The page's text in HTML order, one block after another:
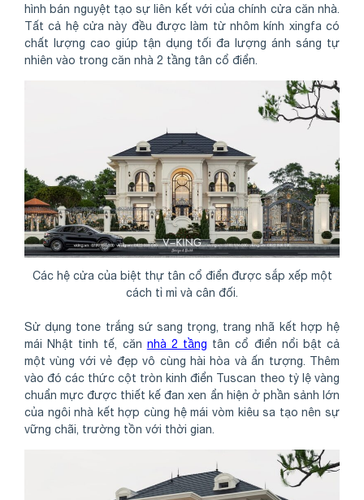
hình bán nguyệt tạo sự liên kết với của chính cửa căn nhà.
Tất cả hệ cửa này đều được làm từ nhôm kính xingfa có
chất lượng cao giúp tận dụng tối đa lượng ánh sáng tự
nhiên vào trong căn nhà 2 tầng tân cổ điển.
Các hệ cửa của biệt thự tân cổ điển được sắp xếp một
cách tỉ mỉ và cân đối.
Sử dụng tone trắng sứ sang trọng, trang nhã kết hợp hệ
mái Nhật tinh tế, căn nhà 2 tầng tân cổ điển nổi bật cả
một vùng với vẻ đẹp vô cùng hài hòa và ấn tượng. Thêm
vào đó các thức cột tròn kinh điển Tuscan theo tỷ lệ vàng
chuẩn mực được thiết kế đan xen ẩn hiện ở phần sảnh lớn
của ngôi nhà kết hợp cùng hệ mái vòm kiêu sa tạo nên sự
vững chãi, trường tồn với thời gian.